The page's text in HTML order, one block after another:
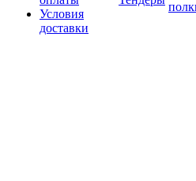
Условия
доставки